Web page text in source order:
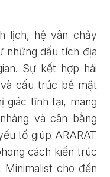
lịch, hệ vân chảy
những dấu tích địa
Sự kết hợp hài
cấu trúc bề mặt
giác tĩnh tại, mang
và cân bằng
tố giúp ARARAT
cách kiến trúc
cho đến